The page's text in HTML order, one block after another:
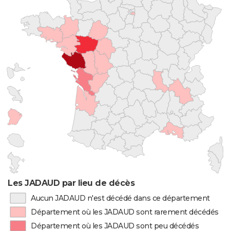
Les JADAUD par lieu de décès
Aucun JADAUD n'est décédé dans ce département
Département où les JADAUD sont rarement décédés
Département où les JADAUD sont peu décédés